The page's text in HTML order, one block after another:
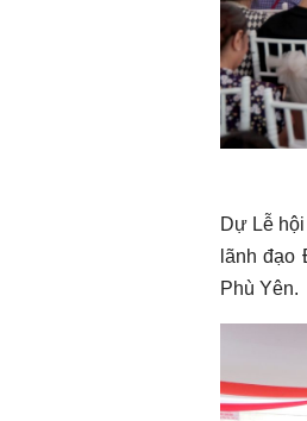
Dự Lễ
lãnh
Phù Yên.
Chào ngày mới 1/8/2026